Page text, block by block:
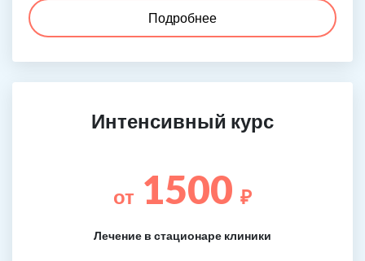
Подробнее
Интенсивный курс
от 1500 ₽
Лечение в стационаре клиники